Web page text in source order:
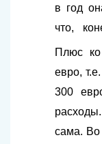
в год
что,
Плюс
евро,
300
сама. Во